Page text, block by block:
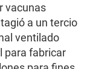
vacunas
a un tercio
ventilado
para fabricar